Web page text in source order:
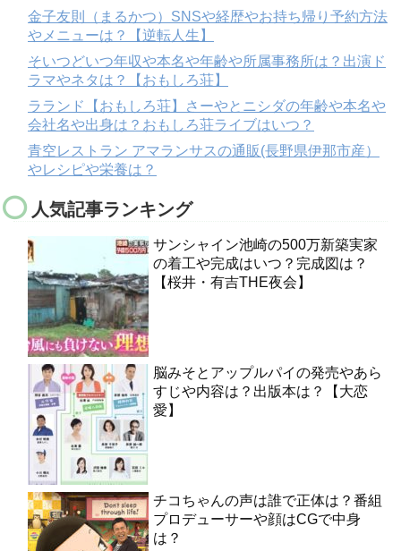
金子友則（まるかつ）SNSや経歴やお持ち帰り予約方法
やメニューは？【逆転人生】
そいつどいつ年収や本名や年齢や所属事務所は？出演ド
ラマやネタは？【おもしろ荘】
ラランド【おもしろ荘】さーやとニシダの年齢や本名や
会社名や出身は？おもしろ荘ライブはいつ？
青空レストラン アマランサスの通販(長野県伊那市産）
やレシピや栄養は？
人気記事ランキング
サンシャイン池崎の500万新築実家
の着工や完成はいつ？完成図は？
【桜井・有吉THE夜会】
脳みそとアップルパイの発売やあら
すじや内容は？出版本は？【大恋
愛】
チコちゃんの声は誰で正体は？番組
プロデューサーや顔はCGで中身
は？